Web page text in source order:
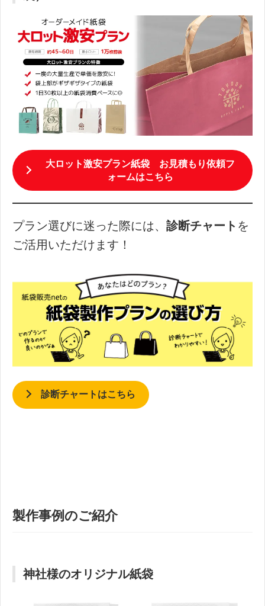
大ロット激安プラン紙袋 お見積もり依頼フ
ォームはこちら
プラン選びに迷った際には、 診断チャート を
ご活用いただけます！
診断チャートはこちら
製作事例のご紹介
神社様のオリジナル紙袋